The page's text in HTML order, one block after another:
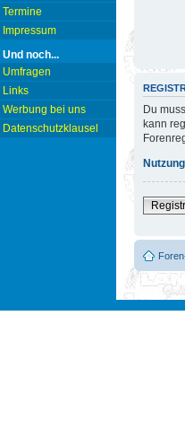
Termine
Impressum
Und noch...
Umfragen
Links
Werbung bei uns
Datenschutzklausel
Du
kann